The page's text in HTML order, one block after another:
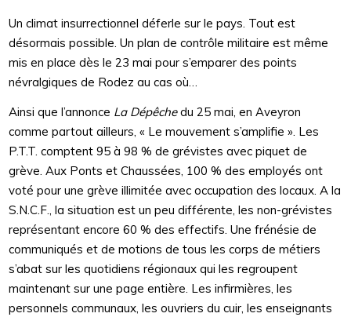
Un climat insurrectionnel déferle sur le pays. Tout est
désormais possible. Un plan de contrôle militaire est même
mis en place dès le 23 mai pour s’emparer des points
névralgiques de Rodez au cas où…
Ainsi que l’annonce La Dépêchedu 25 mai, en Aveyron
comme partout ailleurs, « Le mouvement s’amplifie ». Les
P.T.T. comptent 95 à 98 % de grévistes avec piquet de
grève. Aux Ponts et Chaussées, 100 % des employés ont
voté pour une grève illimitée avec occupation des locaux. A la
S.N.C.F., la situation est un peu différente, les non-grévistes
représentant encore 60 % des effectifs. Une frénésie de
communiqués et de motions de tous les corps de métiers
s’abat sur les quotidiens régionaux qui les regroupent
maintenant sur une page entière. Les infirmières, les
personnels communaux, les ouvriers du cuir, les enseignants